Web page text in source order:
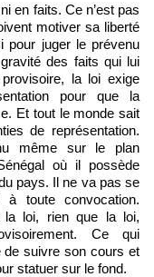
en faits. Ce n’est pas
motiver sa liberté
pour juger le prévenu
des faits qui lui
la loi exige
pour que la
Et tout le monde sait
de représentation.
même sur le plan
où il possède
pays. Il ne va pas se
toute convocation.
la loi, rien que la loi,
Ce qui
de suivre son cours et
statuer sur le fond.